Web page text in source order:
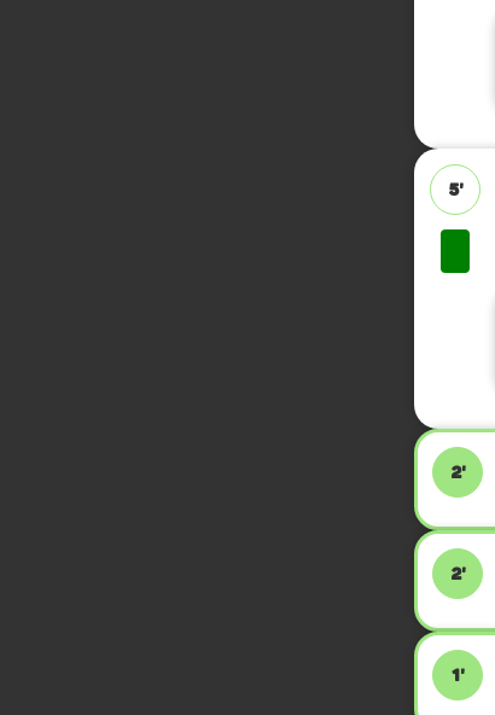
5'
2'
2'
1'